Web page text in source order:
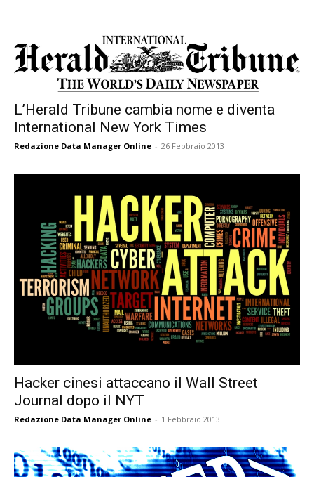
L’Herald Tribune cambia nome e diventa
International New York Times
Redazione Data Manager Online - 26 Febbraio 2013
Hacker cinesi attaccano il Wall Street
Journal dopo il NYT
Redazione Data Manager Online - 1 Febbraio 2013